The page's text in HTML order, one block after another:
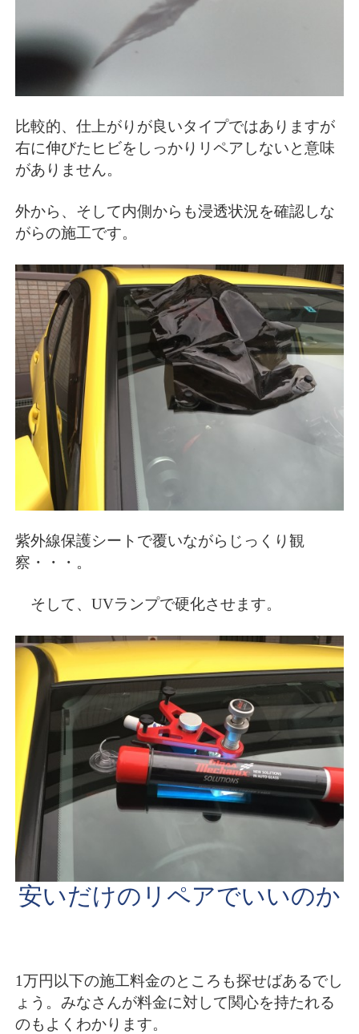
比較的、仕上がりが良いタイプではありますが
右に伸びたヒビをしっかりリペアしないと意味
がありません。
外から、そして内側からも浸透状況を確認しな
がらの施工です。
紫外線保護シートで覆いながらじっくり観
察・・・。
そして、UVランプで硬化させます。
安いだけのリペアでいいのか
1万円以下の施工料金のところも探せばあるでし
ょう。みなさんが料金に対して関心を持たれる
のもよくわかります。